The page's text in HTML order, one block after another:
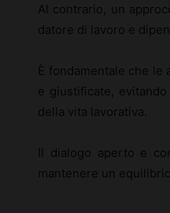
Al contrario, un
datore di lavoro e
È fondamentale che
e giustificate,
della vita lavorativa.
Il dialogo aperto e
mantenere un